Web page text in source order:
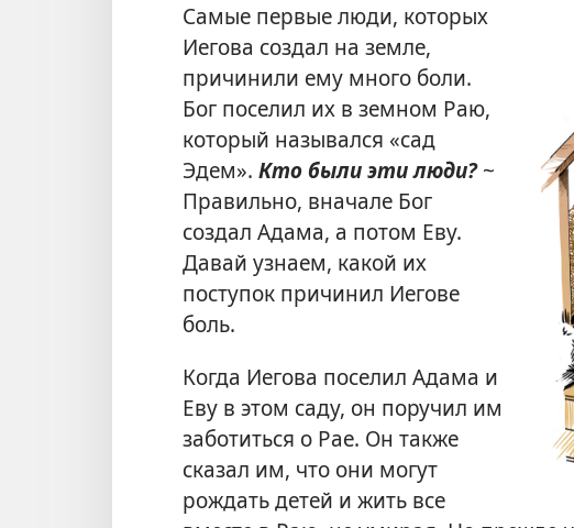
Самые первые люди, которых
Иегова создал на земле,
причинили ему много боли.
Бог поселил их в земном Раю,
который назывался «сад
Эдем». Кто были эти люди?~
Правильно, вначале Бог
создал Адама, а потом Еву.
Давай узнаем, какой их
поступок причинил Иегове
боль.
Когда Иегова поселил Адама и
Еву в этом саду, он поручил им
заботиться о Рае. Он также
сказал им, что они могут
рождать детей и жить все